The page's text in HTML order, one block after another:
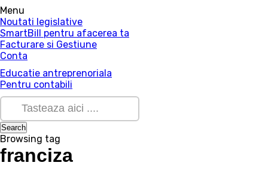
Menu
Noutati legislative
SmartBill pentru afacerea ta
Facturare si Gestiune
Conta
Educatie antreprenoriala
Pentru contabili
Browsing tag
franciza